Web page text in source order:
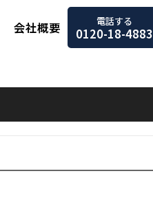
会社概要 電話する
0120-18-4883